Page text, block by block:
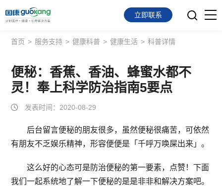
首页
面向会员
面向企业
关于我们
立即联系
首页 > 服务支持 > 健康科普 > 健康生活 > 科普详情
便秘：香蕉、香油、蜂蜜水都不
灵！奉上科学防治指南5要点
发表时间：2020-08-29
后台留言便秘的朋友很多，虽然便秘很痛苦，可依然
有朋友不乏娱乐精神，形容便便是「千呼万唤屎出来」。
这么好的心态可是防治便秘的第一要素，点赞！下面
我们一起系统地了解一下便秘的是是非非和解决方案吧。